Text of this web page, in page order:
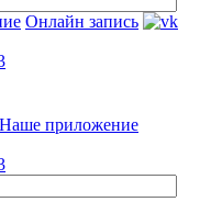
Онлайн запись
Наше приложение